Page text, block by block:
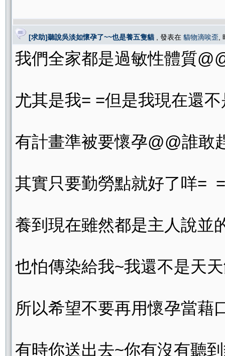
[求助]聽說吳淡如懷孕了~~也是養五隻貓 , 發表在 貓物滴唉歪
我們全家都是過敏性體質
尤其是我= =但是我現在還
有計畫準被要懷孕@@誰敢
其實只要勤勞點就好了咩=
養到現在雖然都是主人說並
也怕傳染給我~我還不是天天
所以希望不要再用懷孕當藉
有時你送出去~你有沒有聽